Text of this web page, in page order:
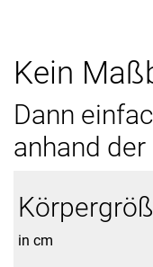
Kein
Dann
anhand
in cm